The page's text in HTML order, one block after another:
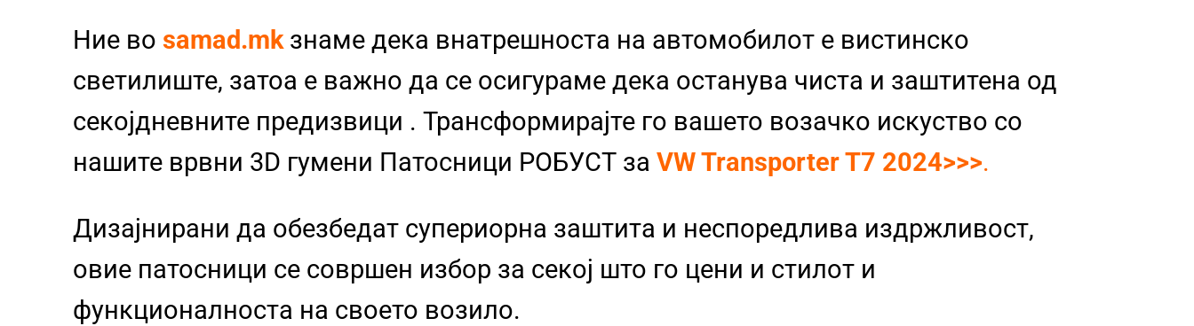
Ние во samad.mk знаме дека внатрешноста на автомобилот е вистинско
светилиште, затоа е важно да се осигураме дека останува чиста и заштитена од
секојдневните предизвици . Трансформирајте го вашето возачко искуство со
нашите врвни 3D гумени Патосници РОБУСТ за VW Transporter T7 2024>>>.
Дизајнирани да обезбедат супериорна заштита и неспоредлива издржливост,
овие патосници се совршен избор за секој што го цени и стилот и
функционалноста на своето возило.